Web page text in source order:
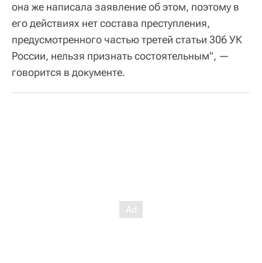
она же написала заявление об этом, поэтому в
его действиях нет состава преступления,
предусмотренного частью третей статьи 306 УК
России, нельзя признать состоятельным", —
говорится в документе.